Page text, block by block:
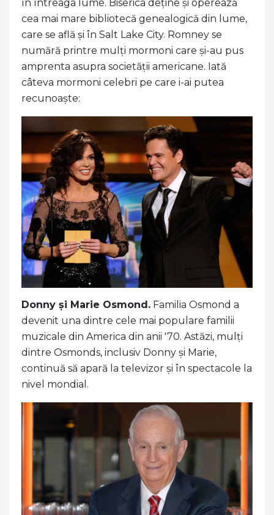
în întreaga lume. Biserica deține și operează
cea mai mare bibliotecă genealogică din lume,
care se află și în Salt Lake City. Romney se
numără printre mulți mormoni care și-au pus
amprenta asupra societății americane. Iată
câteva mormoni celebri pe care i-ai putea
recunoaște:
Donny și Marie Osmond. Familia Osmond a
devenit una dintre cele mai populare familii
muzicale din America din anii '70. Astăzi, mulți
dintre Osmonds, inclusiv Donny și Marie,
continuă să apară la televizor și în spectacole la
nivel mondial.